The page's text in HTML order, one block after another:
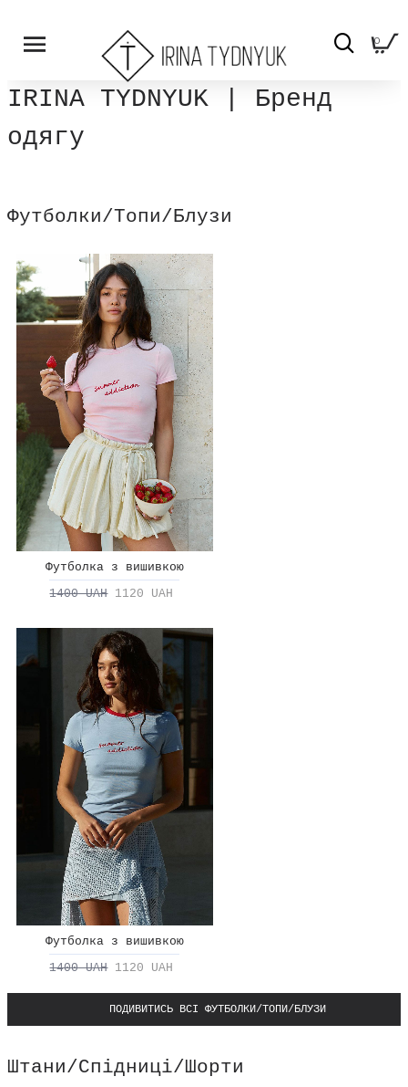
0
IRINA TYDNYUK | Бренд
одягу
Футболки/Топи/Блузи
Футболка з вишивкою
1400 UAH 1120 UAH
Футболка з вишивкою
1400 UAH 1120 UAH
ПОДИВИТИСЬ ВСІ ФУТБОЛКИ/ТОПИ/БЛУЗИ
Штани/Спідниці/Шорти